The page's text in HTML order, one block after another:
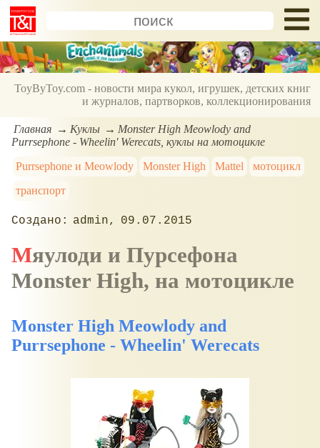
ToyByToy.com - новости мира кукол, игрушек, детских книг
и журналов, партворков, коллекционирования
Главная Куклы
Monster High Meowlody and
Purrsephone - Wheelin' Werecats, куклы на мотоцикле
Purrsephone и Meowlody
Monster High Mattel
мотоцикл
транспорт
admin 09.07.2015
Мяулоди и Пурсефона
Monster High, на мотоцикле
Monster High Meowlody and
Purrsephone - Wheelin' Werecats